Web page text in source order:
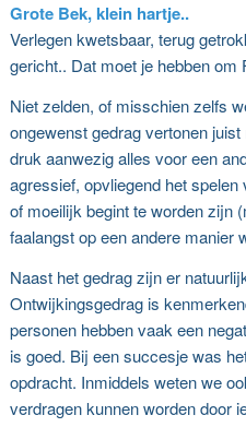
Grote Bek, klein hartje..
Verlegen kwetsbaar, terug
gericht.. Dat moet je hebben
Niet zelden, of misschien zelfs
ongewenst gedrag vertonen
druk aanwezig alles voor een
agressief, opvliegend het
of moeilijk begint te worden zijn
faalangst op een andere manier
Naast het gedrag zijn er
Ontwijkingsgedrag is
personen hebben vaak een
is goed. Bij een succesje was
opdracht. Inmiddels weten we
verdragen kunnen worden door